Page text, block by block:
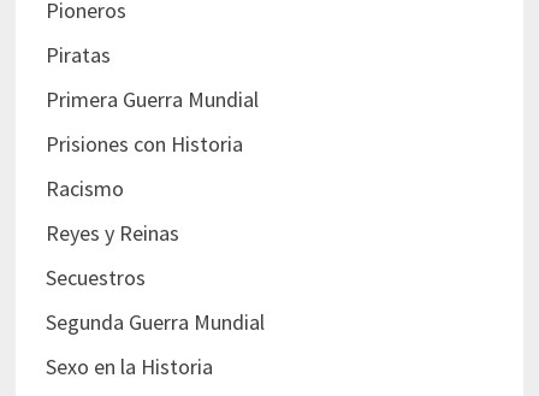
Pioneros
Piratas
Primera Guerra Mundial
Prisiones con Historia
Racismo
Reyes y Reinas
Secuestros
Segunda Guerra Mundial
Sexo en la Historia